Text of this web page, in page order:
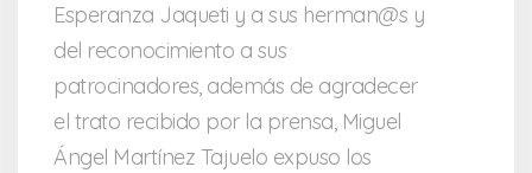
Esperanza Jaqueti y a sus herman@s y
del reconocimiento a sus
patrocinadores, además de agradecer
el trato recibido por la prensa, Miguel
Ángel Martínez Tajuelo expuso los